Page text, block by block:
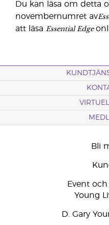
Du kan läsa om detta
novembernumret av
att läsa Essential Edge
Bli
Event
Young
D. Gary